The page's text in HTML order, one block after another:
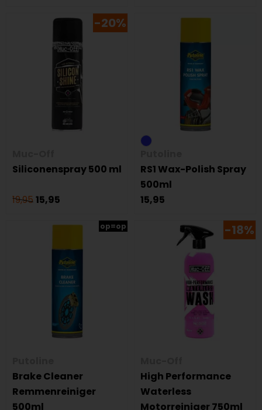
-20%
Siliconenspray 500 ml
19,9515,95
RS1 Wax-Polish Spray
500ml
15,95
op=op
Brake Cleaner
Remmenreiniger
500ml
-18%
High Performance
Waterless
Motorreiniger 750ml